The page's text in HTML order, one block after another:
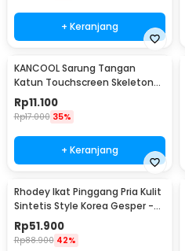
+ Keranjang
KANCOOL Sarung Tangan
Katun Touchscreen Skeleton
All Size Unisex - YN1168
Rp11.100
Rp17.000 35%
+ Keranjang
Rhodey Ikat Pinggang Pria Kulit
Sintetis Style Korea Gesper -
B1033
Rp51.900
Rp88.900 42%